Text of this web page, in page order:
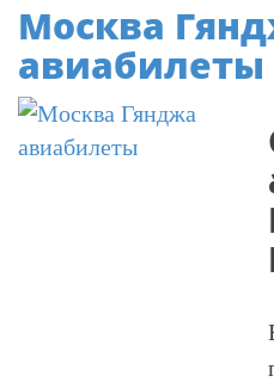
Москва
авиабилеты